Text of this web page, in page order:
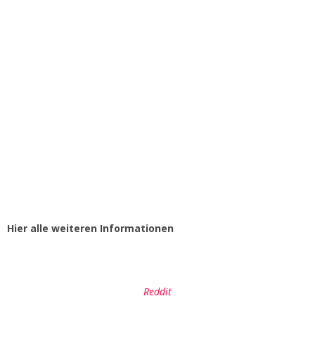
Hier alle weiteren Informationen
Reddit